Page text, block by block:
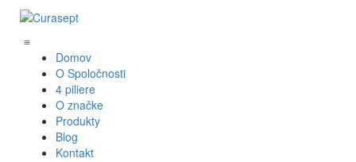
≡
Domov
O Spoločnosti
4 piliere
O značke
Produkty
Blog
Kontakt